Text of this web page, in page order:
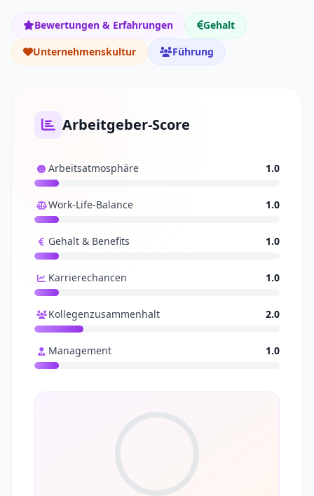
Bewertungen & Erfahrungen
Gehalt
Unternehmenskultur
Führung
Arbeitgeber-Score
Arbeitsatmosphäre 1.0
Work-Life-Balance 1.0
Gehalt & Benefits 1.0
Karrierechancen 1.0
Kollegenzusammenhalt 2.0
Management 1.0